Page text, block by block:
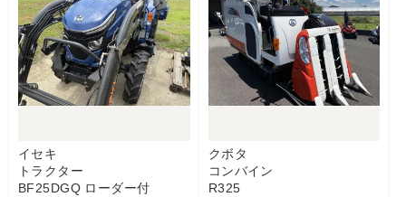
イセキ
トラクター
BF25DGQ ローダー付
クボタ
コンバイン
R325